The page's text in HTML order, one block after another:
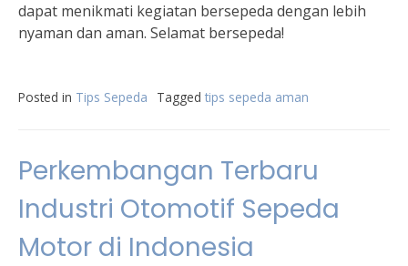
dapat menikmati kegiatan bersepeda dengan lebih
nyaman dan aman. Selamat bersepeda!
Posted in Tips Sepeda Tagged tips sepeda aman
Perkembangan Terbaru
Industri Otomotif Sepeda
Motor di Indonesia